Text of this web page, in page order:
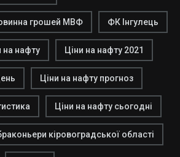
грошей МВФ ФК Інгулець
на нафту Ціни на нафту 2021
Ціни на нафту прогноз
Ціни на нафту сьогодні
кіровоградської області